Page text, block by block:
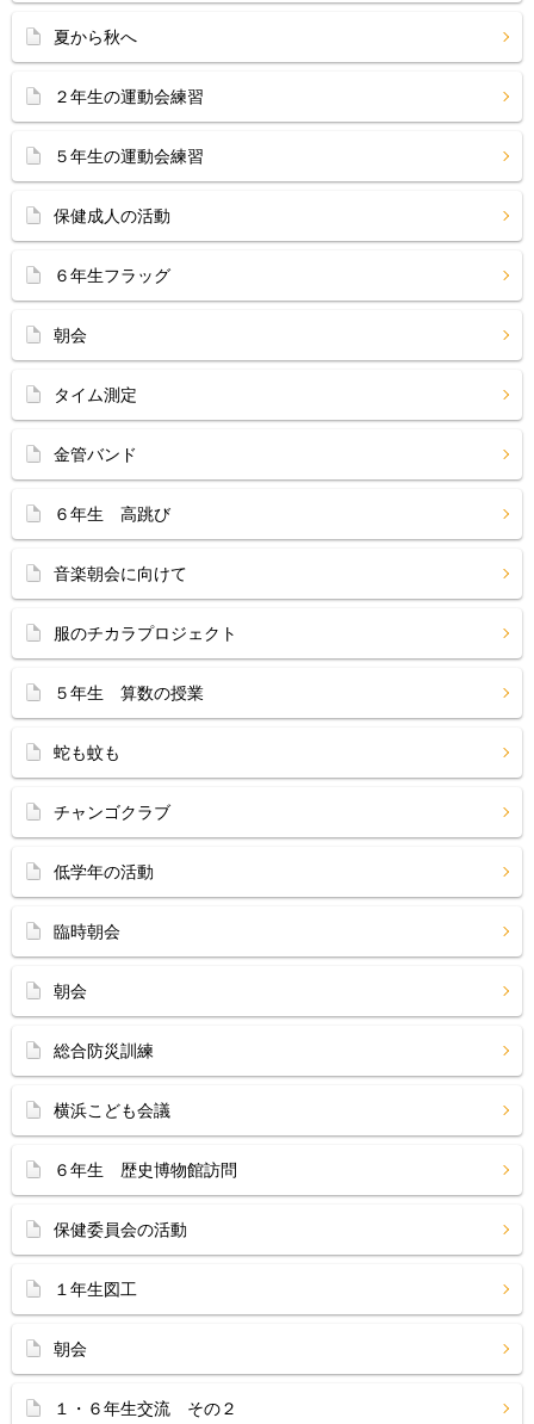
夏から秋へ
２年生の運動会練習
５年生の運動会練習
保健成人の活動
６年生フラッグ
朝会
タイム測定
金管バンド
６年生 高跳び
音楽朝会に向けて
服のチカラプロジェクト
５年生 算数の授業
蛇も蚊も
チャンゴクラブ
低学年の活動
臨時朝会
朝会
総合防災訓練
横浜こども会議
６年生 歴史博物館訪問
保健委員会の活動
１年生図工
朝会
１・６年生交流 その２